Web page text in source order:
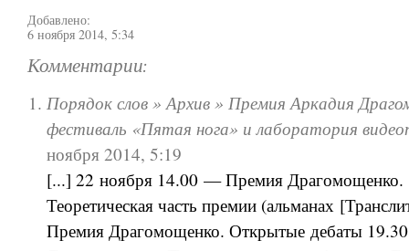
Добавлено:
6 ноября 2014, 5:34
Комментарии:
Порядок слов » Архив » Премия Аркадия
фестиваль «Пятая нога» и лаборатория
ноября 2014, 5:19
[...] 22 ноября 14.00 — Премия Драгомощенко.
Теоретическая часть премии (альманах
Премия Драгомощенко. Открытые дебаты